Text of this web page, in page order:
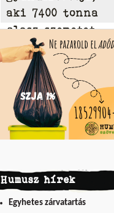
aki 7400 tonna
olasz szemetet
hordott Tamásiba
Humusz hírek
Egyhetes zárvatartás